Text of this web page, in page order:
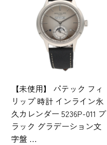
【未使用】 パテック フィ
リップ 時計 インライン永
久カレンダー 5236P-011 ブ
ラック グラデーション文
字盤 …